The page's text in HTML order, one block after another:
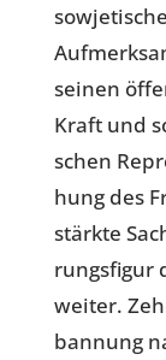
seinen
Kraft und
schen
hung des
stärkte
rungs­fi­gur
weiter.
ban­nung